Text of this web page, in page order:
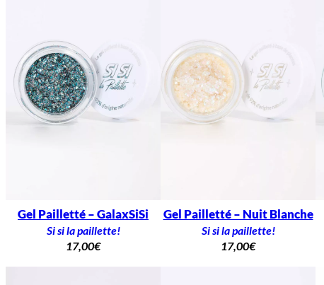
Gel Pailletté – GalaxSiSi
Si si la paillette!
17,00€
Gel Pailletté – Nuit Blanche
Si si la paillette!
17,00€